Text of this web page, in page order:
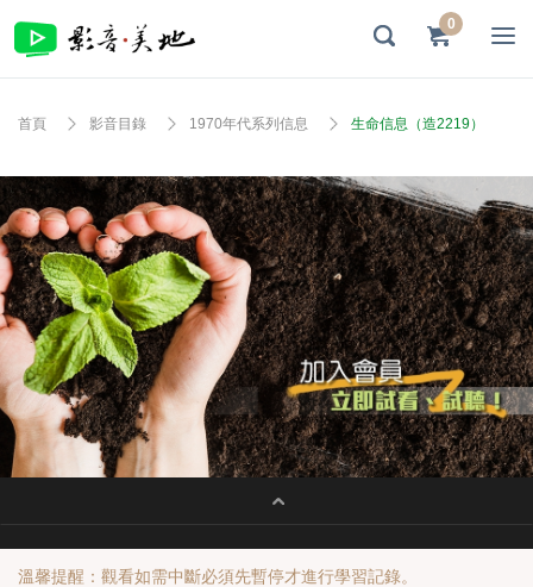
0
首頁 影音目錄 1970年代系列信息 生命信息（造2219）
溫馨提醒：觀看如需中斷必須先暫停才進行學習記錄。